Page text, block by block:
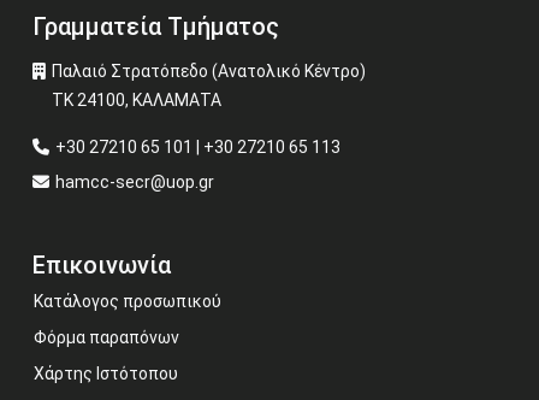
Γραμματεία Τμήματος
Παλαιό Στρατόπεδο (Ανατολικό Κέντρο)
ΤΚ 24100, ΚΑΛΑΜΑΤΑ
+30 27210 65 101 | +30 27210 65 113
hamcc-secr@uop.gr
Επικοινωνία
Κατάλογος προσωπικού
Φόρμα παραπόνων
Χάρτης Ιστότοπου